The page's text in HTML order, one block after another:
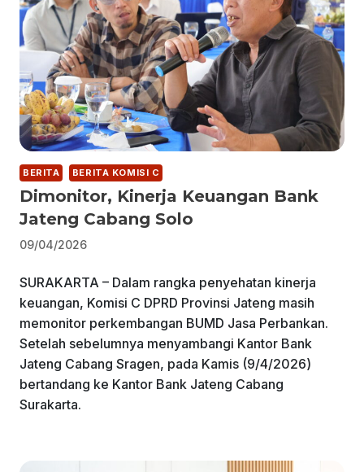
BERITA BERITA KOMISI C
Dimonitor, Kinerja Keuangan Bank
Jateng Cabang Solo
09/04/2026
SURAKARTA – Dalam rangka penyehatan kinerja
keuangan, Komisi C DPRD Provinsi Jateng masih
memonitor perkembangan BUMD Jasa Perbankan.
Setelah sebelumnya menyambangi Kantor Bank
Jateng Cabang Sragen, pada Kamis (9/4/2026)
bertandang ke Kantor Bank Jateng Cabang
Surakarta.